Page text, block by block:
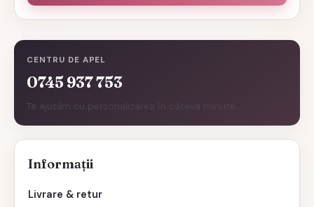
CENTRU DE APEL
0745 937 753
Te ajutăm cu personalizarea în câteva minute.
Informații
Livrare & retur